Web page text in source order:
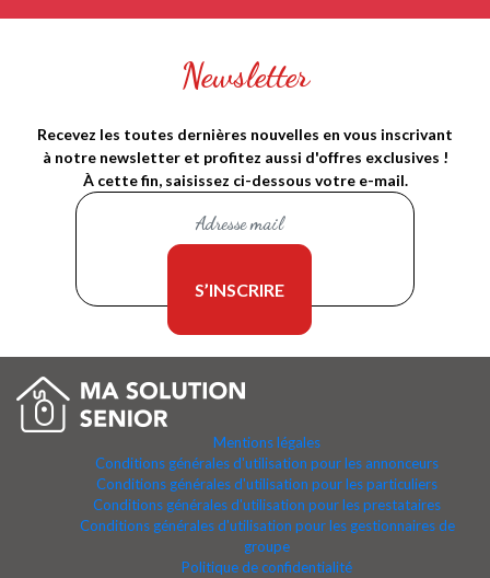
Newsletter
Recevez les toutes dernières nouvelles en vous inscrivant
à notre newsletter et profitez aussi d'offres exclusives !
À cette fin, saisissez ci-dessous votre e-mail.
Mentions légales
Conditions générales d'utilisation pour les annonceurs
Conditions générales d'utilisation pour les particuliers
Conditions générales d'utilisation pour les prestataires
Conditions générales d'utilisation pour les gestionnaires de
groupe
Politique de confidentialité